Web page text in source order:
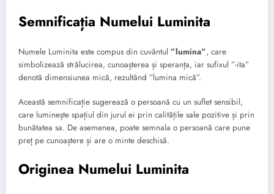
Semnificația Numelui Luminita
Numele Luminita este compus din cuvântul ”lumina”, care
simbolizează strălucirea, cunoașterea și speranța, iar sufixul ”-ita”
denotă dimensiunea mică, rezultând ”lumina mică”.
Această semnificație sugerează o persoană cu un suflet sensibil,
care luminește spațiul din jurul ei prin calitățile sale pozitive și prin
bunătatea sa. De asemenea, poate semnala o persoană care pune
preț pe cunoaștere și are o minte deschisă.
Originea Numelui Luminita